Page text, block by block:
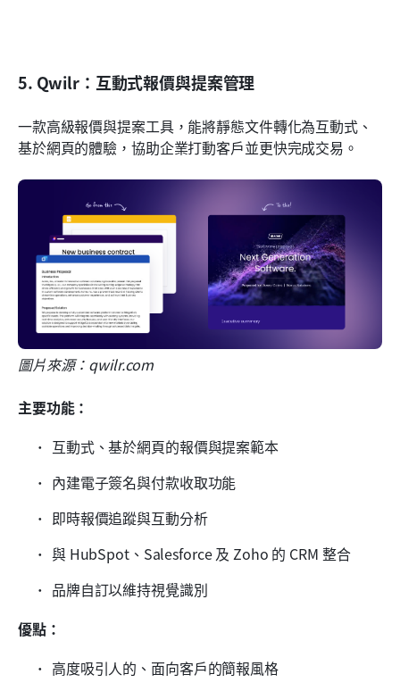
5. Qwilr：互動式報價與提案管理
一款高級報價與提案工具，能將靜態文件轉化為互動式、
基於網頁的體驗，協助企業打動客戶並更快完成交易。
圖片來源：qwilr.com
主要功能：
互動式、基於網頁的報價與提案範本
內建電子簽名與付款收取功能
即時報價追蹤與互動分析
與 HubSpot、Salesforce 及 Zoho 的 CRM 整合
品牌自訂以維持視覺識別
優點：
高度吸引人的、面向客戶的簡報風格